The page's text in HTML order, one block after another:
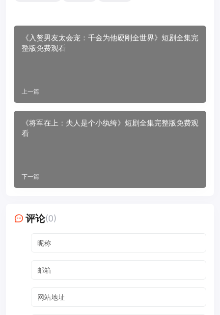
《入赘男友太会宠：千金为他硬刚全世界》短剧全集完
整版免费观看
上一篇
《将军在上：夫人是个小纨绔》短剧全集完整版免费观
看
下一篇
评论(0)